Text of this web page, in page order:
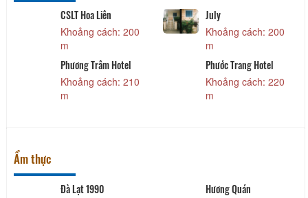
CSLT Hoa Liên
Khoảng cách: 200
m
July
Khoảng cách: 200
m
Phương Trâm Hotel
Khoảng cách: 210
m
Phước Trang Hotel
Khoảng cách: 220
m
Ẩm thực
Đà Lạt 1990 Hương Quán